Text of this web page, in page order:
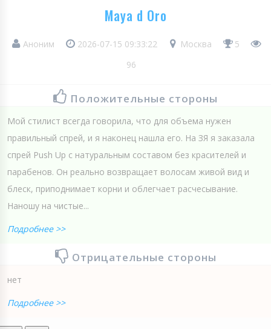
Maya d Oro
Аноним 2026-07-15 09:33:22 Москва
5
96
Положительные стороны
Мой стилист всегда говорила, что для объема нужен
правильный спрей, и я наконец нашла его. На ЗЯ я заказала
спрей Push Up с натуральным составом без красителей и
парабенов. Он реально возвращает волосам живой вид и
блеск, приподнимает корни и облегчает расчесывание.
Наношу на чистые...
Подробнее >>
Отрицательные стороны
нет
Подробнее >>